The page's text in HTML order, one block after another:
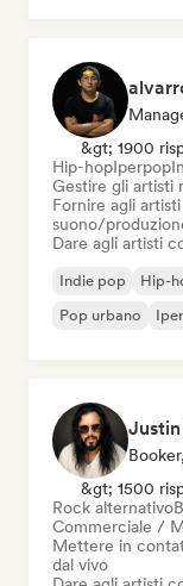
&gt; 1900
Hip-hopIperpop
Gestire gli artisti
Fornire agli
suono/
Dare agli artisti
Indie pop Hip-
Pop urbano
&gt; 1500
Rock alternativo
Commerciale /
Mettere in
dal vivo